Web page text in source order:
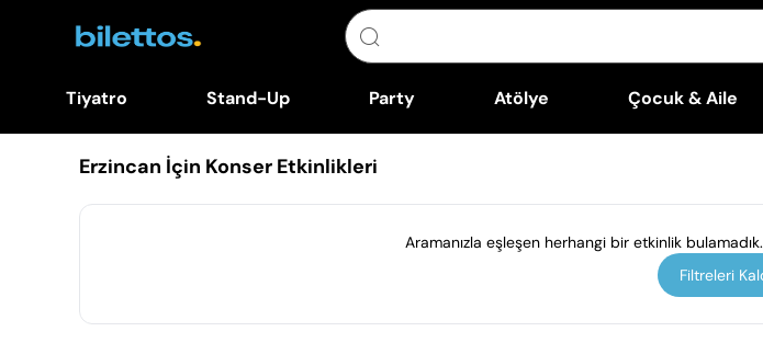
Tiyatro Stand-Up Party Atölye Çocuk & Aile
Erzincan İçin Konser Etkinlikleri
Aramanızla eşleşen herhangi bir etkinlik
Filtreleri